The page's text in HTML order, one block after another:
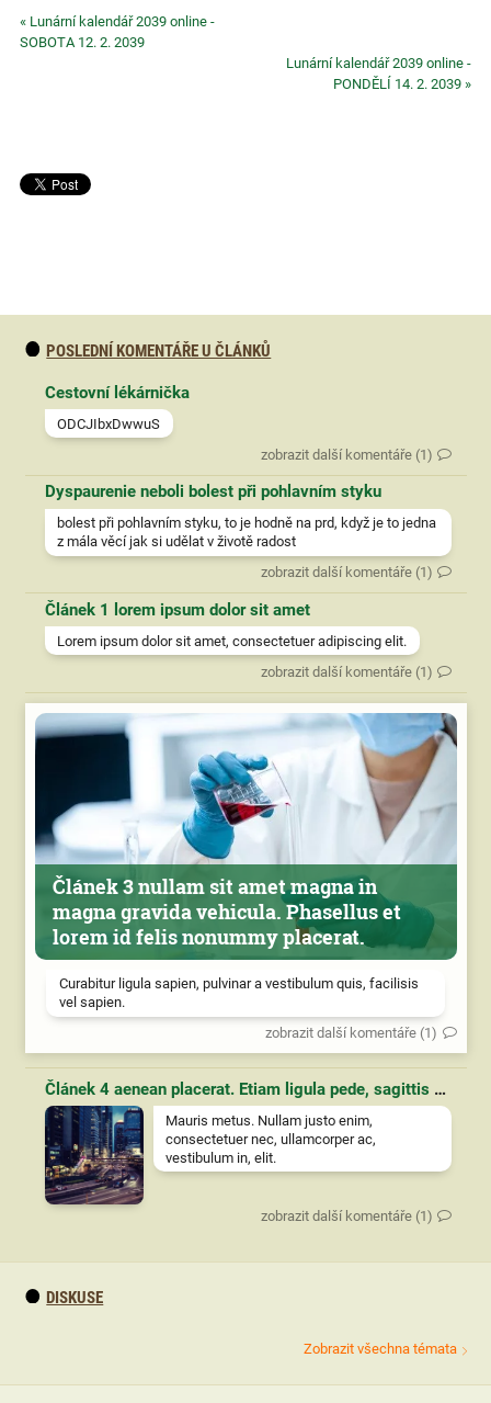
« Lunární kalendář 2039 online -
SOBOTA 12. 2. 2039
Lunární kalendář 2039 online -
PONDĚLÍ 14. 2. 2039 »
POSLEDNÍ KOMENTÁŘE U ČLÁNKŮ
Cestovní lékárnička
ODCJIbxDwwuS
zobrazit další komentáře (1)
Dyspaurenie neboli bolest při pohlavním styku
bolest při pohlavním styku, to je hodně na prd, když je to jedna
z mála věcí jak si udělat v životě radost
zobrazit další komentáře (1)
Článek 1 lorem ipsum dolor sit amet
Lorem ipsum dolor sit amet, consectetuer adipiscing elit.
zobrazit další komentáře (1)
Článek 3 nullam sit amet magna in
magna gravida vehicula. Phasellus et
lorem id felis nonummy placerat.
Curabitur ligula sapien, pulvinar a vestibulum quis, facilisis
vel sapien.
zobrazit další komentáře (1)
Článek 4 aenean placerat. Etiam ligula pede, sagittis quis, interdum ultricies, scelerisque eu.
Mauris metus. Nullam justo enim,
consectetuer nec, ullamcorper ac,
vestibulum in, elit.
zobrazit další komentáře (1)
DISKUSE
Zobrazit všechna témata